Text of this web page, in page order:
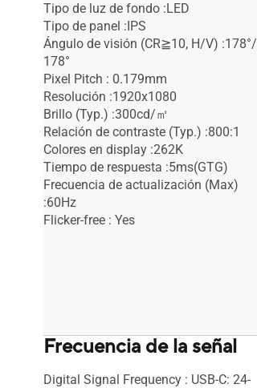
Tipo de luz de fondo :LED
Tipo de panel :IPS
Ángulo de visión (CR≧10, H/V) :178°/
178°
Pixel Pitch : 0.179mm
Resolución :1920x1080
Brillo (Typ.) :300cd/㎡
Relación de contraste (Typ.) :800:1
Colores en display :262K
Tiempo de respuesta :5ms(GTG)
Frecuencia de actualización (Max)
:60Hz
Flicker-free : Yes
Frecuencia de la señal
Digital Signal Frequency : USB-C: 24-